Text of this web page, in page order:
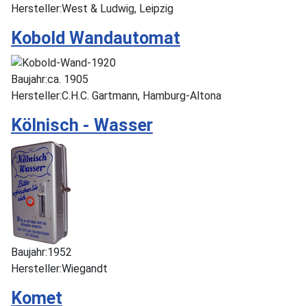
Hersteller:West & Ludwig, Leipzig
Kobold Wandautomat
Baujahr:ca. 1905
Hersteller:C.H.C. Gartmann, Hamburg-Altona
Kölnisch - Wasser
Baujahr:1952
Hersteller:Wiegandt
Komet